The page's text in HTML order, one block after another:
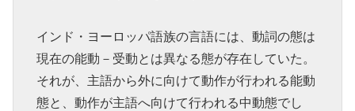
インド・ヨーロッパ語族の言語には、動詞の態は
現在の能動－受動とは異なる態が存在していた。
それが、主語から外に向けて動作が行われる能動
態と、動作が主語へ向けて行われる中動態でし